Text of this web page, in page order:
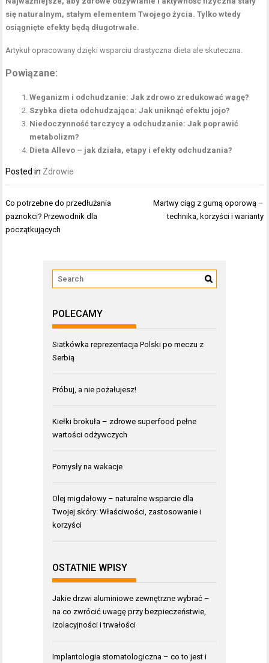
się naturalnym, stałym elementem Twojego życia. Tylko wtedy
osiągnięte efekty będą długotrwałe.
Artykuł opracowany dzięki wsparciu drastyczna dieta ale skuteczna
Powiązane:
Weganizm i odchudzanie: Jak zdrowo zredukować wagę?
Szybka dieta odchudzająca: Jak uniknąć efektu jojo?
Niedoczynność tarczycy a odchudzanie: Jak poprawić
metabolizm?
Dieta Allevo – jak działa, etapy i efekty odchudzania?
Posted in Zdrowie
Nawigacja
wpisu
Co potrzebne do przedłużania
paznokci? Przewodnik dla
początkujących
Martwy ciąg z gumą oporową –
technika, korzyści i warianty
POLECAMY
Siatkówka reprezentacja Polski po meczu z
Serbią
Próbuj, a nie pożałujesz!
Kiełki brokuła – zdrowe superfood pełne
wartości odżywczych
Pomysły na wakacje
Olej migdałowy – naturalne wsparcie dla
Twojej skóry: Właściwości, zastosowanie i
korzyści
OSTATNIE WPISY
Jakie drzwi aluminiowe zewnętrzne wybrać –
na co zwrócić uwagę przy bezpieczeństwie,
izolacyjności i trwałości
Implantologia stomatologiczna – co to jest i